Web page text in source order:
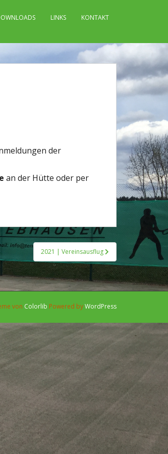
LINKS KONTAKT
der
an der Hütte oder per
2021 | Vereinsausflug
von Colorlib Powered byWordPress